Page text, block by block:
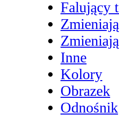
Falujący
Inne
Kolory
Obrazek
Odnośnik